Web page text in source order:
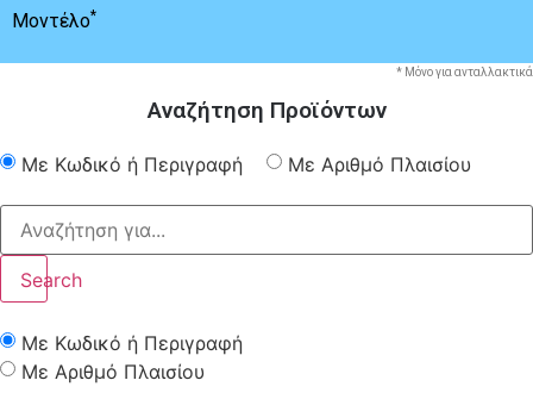
Μοντέλο*
* Μόνο για ανταλλακτικά
Αναζήτηση Προϊόντων
Με Κωδικό ή Περιγραφή Με Αριθμό Πλαισίου
Search
Με Κωδικό ή Περιγραφή
Με Αριθμό Πλαισίου